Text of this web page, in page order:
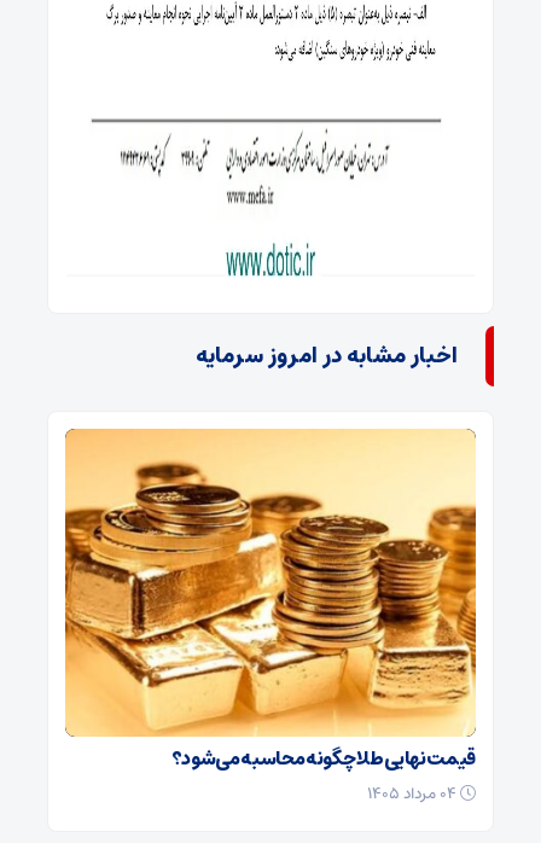
اخبار مشابه در امروز سرمایه
قیمت نهایی طلا چگونه محاسبه می‌شود؟